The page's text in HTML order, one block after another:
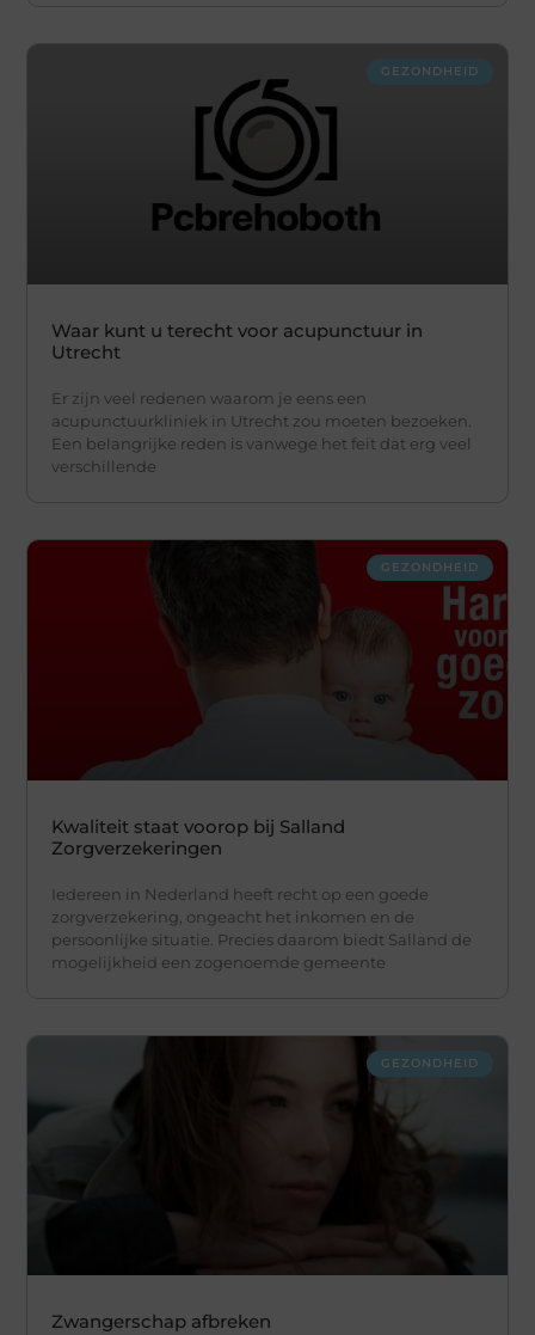
GEZONDHEID
Waar kunt u terecht voor acupunctuur in
Utrecht
Er zijn veel redenen waarom je eens een
acupunctuurkliniek in Utrecht zou moeten bezoeken.
Een belangrijke reden is vanwege het feit dat erg veel
verschillende
GEZONDHEID
Kwaliteit staat voorop bij Salland
Zorgverzekeringen
Iedereen in Nederland heeft recht op een goede
zorgverzekering, ongeacht het inkomen en de
persoonlijke situatie. Precies daarom biedt Salland de
mogelijkheid een zogenoemde gemeente
GEZONDHEID
Zwangerschap afbreken